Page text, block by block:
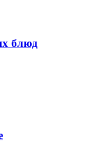
блюд